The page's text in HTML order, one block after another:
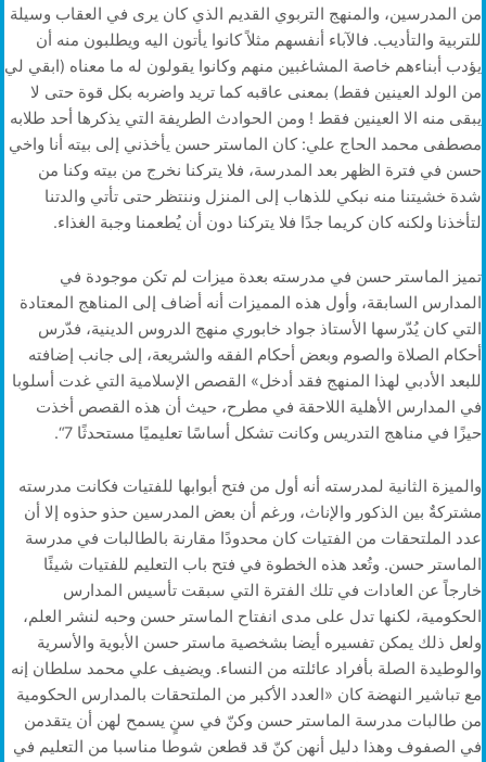
من المدرسين، والمنهج التربوي القديم الذي كان يرى في العقاب وسيلة
للتربية والتأديب. فالآباء أنفسهم مثلاً كانوا يأتون اليه ويطلبون منه أن
يؤدب أبناءهم خاصة المشاغبين منهم وكانوا يقولون له ما معناه (ابقي لي
من الولد العينين فقط) بمعنى عاقبه كما تريد واضربه بكل قوة حتى لا
يبقى منه الا العينين فقط ! ومن الحوادث الطريفة التي يذكرها أحد طلابه
مصطفى محمد الحاج علي: كان الماستر حسن يأخذني إلى بيته أنا واخي
حسن في فترة الظهر بعد المدرسة، فلا يتركنا نخرج من بيته وكنا من
شدة خشيتنا منه نبكي للذهاب إلى المنزل وننتظر حتى تأتي والدتنا
لتأخذنا ولكنه كان كريما جدًا فلا يتركنا دون أن يُطعمنا وجبة الغذاء.
تميز الماستر حسن في مدرسته بعدة ميزات لم تكن موجودة في
المدارس السابقة، وأول هذه المميزات أنه أضاف إلى المناهج المعتادة
التي كان يُدّرسها الأستاذ جواد خابوري منهج الدروس الدينية، فدّرس
أحكام الصلاة والصوم وبعض أحكام الفقه والشريعة، إلى جانب إضافته
للبعد الأدبي لهذا المنهج فقد أدخل» القصص الإسلامية التي غدت أسلوبا
في المدارس الأهلية اللاحقة في مطرح، حيث أن هذه القصص أخذت
حيزًا في مناهج التدريس وكانت تشكل أساسًا تعليميًا مستحدثًا 7“.
والميزة الثانية لمدرسته أنه أول من فتح أبوابها للفتيات فكانت مدرسته
مشتركةٌ بين الذكور واﻹناث، ورغم أن بعض المدرسين حذو حذوه إلا أن
عدد الملتحقات من الفتيات كان محدودًا مقارنة بالطالبات في مدرسة
الماستر حسن. وتُعد هذه الخطوة في فتح باب التعليم للفتيات شيئًا
خارجاً عن العادات في تلك الفترة التي سبقت تأسيس المدارس
الحكومية، لكنها تدل على مدى انفتاح الماستر حسن وحبه لنشر العلم،
ولعل ذلك يمكن تفسيره أيضا بشخصية ماستر حسن الأبوية والأسرية
والوطيدة الصلة بأفراد عائلته من النساء. ويضيف علي محمد سلطان إنه
مع تباشير النهضة كان «العدد الأكبر من الملتحقات بالمدارس الحكومية
من طالبات مدرسة الماستر حسن وكنّ في سنٍ يسمح لهن أن يتقدمن
في الصفوف وهذا دليل أنهن كنّ قد قطعن شوطا مناسبا من التعليم في